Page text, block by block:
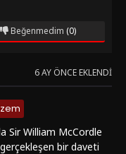
Beğenmedim (0)
6 AY ÖNCE EKLENDI
Sir William McCordle
bir daveti